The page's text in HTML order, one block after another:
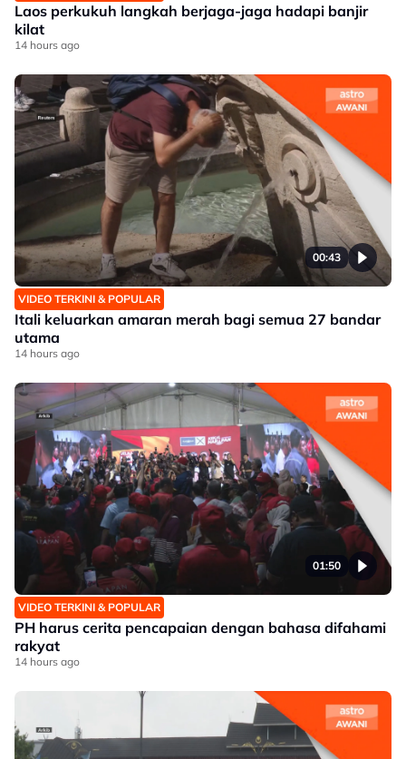
Laos perkukuh langkah berjaga-jaga hadapi banjir
kilat
14 hours ago
00:43
VIDEO TERKINI & POPULAR
Itali keluarkan amaran merah bagi semua 27 bandar
utama
14 hours ago
01:50
VIDEO TERKINI & POPULAR
PH harus cerita pencapaian dengan bahasa difahami
rakyat
14 hours ago